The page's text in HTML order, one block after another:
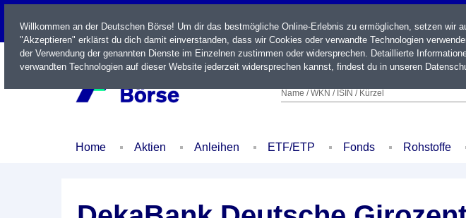
LIVE
Name / WKN / ISIN / Kürzel
Home Aktien Anleihen ETF/ETP Fonds Rohstoffe
Willkommen an der Deutschen Börse! Um dir das bestmögliche Online-Erlebnis zu ermöglichen, setzen wir
"Akzeptieren" erklärst du dich damit einverstanden, dass wir Cookies oder verwandte Technologien
der Verwendung der genannten Dienste im Einzelnen zustimmen oder widersprechen. Detaillierte
verwandten Technologien auf dieser Website jederzeit widersprechen kannst, findest du in unseren